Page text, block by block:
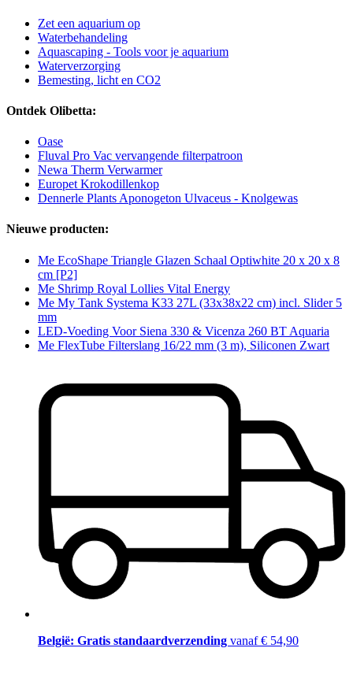
Zet een aquarium op
Waterbehandeling
Aquascaping - Tools voor je aquarium
Waterverzorging
Bemesting, licht en CO2
Ontdek Olibetta:
Oase
Fluval Pro Vac vervangende filterpatroon
Newa Therm Verwarmer
Europet Krokodillenkop
Dennerle Plants Aponogeton Ulvaceus - Knolgewas
Nieuwe producten:
Me EcoShape Triangle Glazen Schaal Optiwhite 20 x 20 x 8
cm [P2]
Me Shrimp Royal Lollies Vital Energy
Me My Tank Systema K33 27L (33x38x22 cm) incl. Slider 5
mm
LED-Voeding Voor Siena 330 & Vicenza 260 BT Aquaria
Me FlexTube Filterslang 16/22 mm (3 m), Siliconen Zwart
België: Gratis standaardverzending vanaf € 54,90